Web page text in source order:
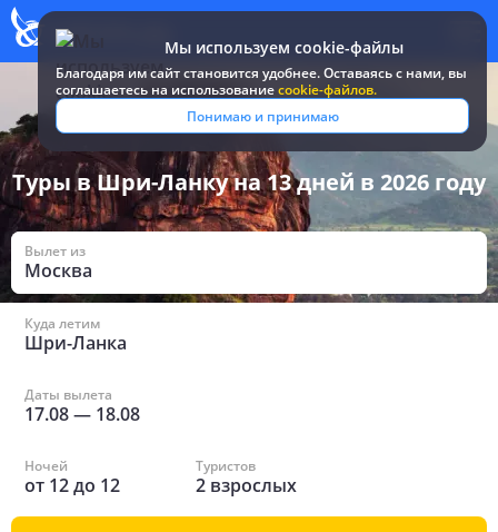
Мы используем cookie-файлы
Благодаря им сайт становится удобнее. Оставаясь c нами, вы
соглашаетесь на использованиеcookie-файлов.
Понимаю и принимаю
Все туры и путевки / Шри-Ланка / На 13 дней
Туры в Шри-Ланку на 13 дней в 2026 году
Вылет из
Москва
Куда летим
Шри-Ланка
Даты вылета
17.08— 18.08
Ночей
от 12до 12
Туристов
2 взрослых